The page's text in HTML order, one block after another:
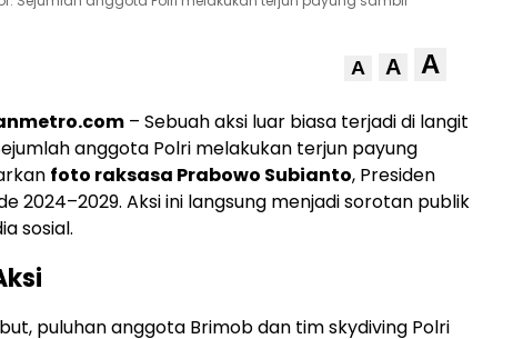
A A A
– Sebuah aksi luar biasa terjadi di langit
anggota Polri melakukan terjun payung
foto raksasa Prabowo Subianto, Presiden
2024–2029. Aksi ini langsung menjadi sorotan publik
sosial.
puluhan anggota Brimob dan tim skydiving Polri